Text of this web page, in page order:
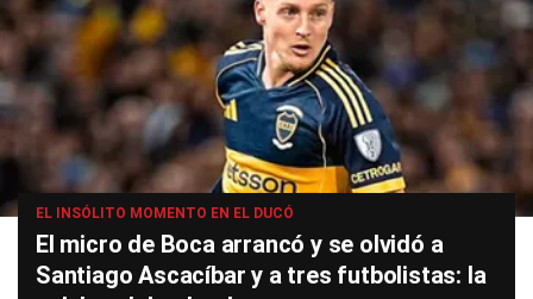
EL INSÓLITO MOMENTO EN EL DUCÓ
El micro de Boca arrancó y se olvidó a
Santiago Ascacíbar y a tres futbolistas: la